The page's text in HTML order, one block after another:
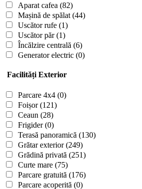
Aparat cafea (82)
Mașină de spălat (44)
Uscător rufe (1)
Uscător păr(1)
Încălzire centrală (6)
Generator electric (0)
Facilități Exterior
Parcare 4x4 (0)
Foișor(121)
Ceaun (28)
Frigider(0)
Terasă panoramică (130)
Grătar exterior(249)
Grădină privată (251)
Curte mare (75)
Parcare gratuită (176)
Parcare acoperită (0)